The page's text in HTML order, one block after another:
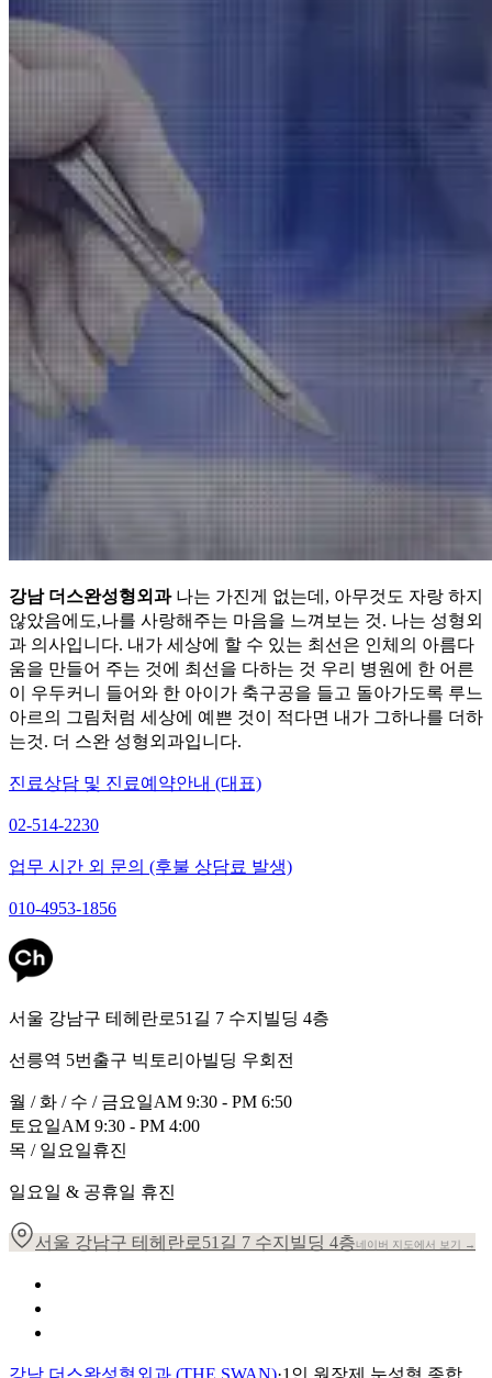
강남 더스완성형외과 나는 가진게 없는데, 아무것도 자랑 하지
않았음에도,나를 사랑해주는 마음을 느껴보는 것. 나는 성형외
과 의사입니다. 내가 세상에 할 수 있는 최선은 인체의 아름다
움을 만들어 주는 것에 최선을 다하는 것 우리 병원에 한 어른
이 우두커니 들어와 한 아이가 축구공을 들고 돌아가도록 루느
아르의 그림처럼 세상에 예쁜 것이 적다면 내가 그하나를 더하
는것. 더 스완 성형외과입니다.
진료상담 및 진료예약안내 (대표)
02-514-2230
업무 시간 외 문의 (후불 상담료 발생)
010-4953-1856
서울 강남구 테헤란로51길 7 수지빌딩 4층
선릉역 5번출구 빅토리아빌딩 우회전
월 / 화 / 수 / 금요일AM 9:30 - PM 6:50
토요일AM 9:30 - PM 4:00
목 / 일요일휴진
일요일 & 공휴일 휴진
서울 강남구 테헤란로51길 7 수지빌딩 4층네이버 지도에서 보기 →